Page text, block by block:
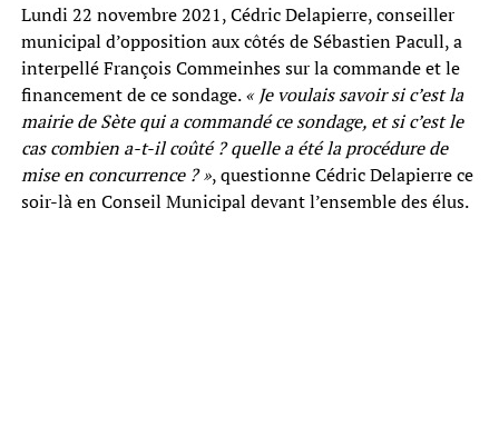
Lundi 22 novembre 2021, Cédric Delapierre, conseiller
municipal d’opposition aux côtés de Sébastien Pacull, a
interpellé François Commeinhes sur la commande et le
financement de ce sondage.« Je voulais savoir si c’est la
mairie de Sète qui a commandé ce sondage, et si c’est le
cas combien a-t-il coûté ? quelle a été la procédure de
mise en concurrence ? », questionne Cédric Delapierre ce
soir-là en Conseil Municipal devant l’ensemble des élus.